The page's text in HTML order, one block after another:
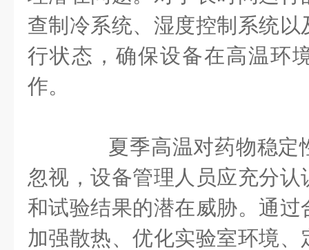
查制冷系统、湿度控制系统
行状态，确保设备在高温环
作。
夏季高温对药物稳定
忽视，设备管理人员应充分
和试验结果的潜在威胁。通
加强散热、优化实验室环境